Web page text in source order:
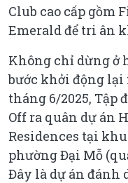
Club cao cấp gồm
Emerald để tri ân
Không chỉ dừng ở
bước khởi động lại
tháng 6/2025, Tập
Off ra quân dự án
Residences tại
phường Đại Mỗ
Đây là dự án đánh